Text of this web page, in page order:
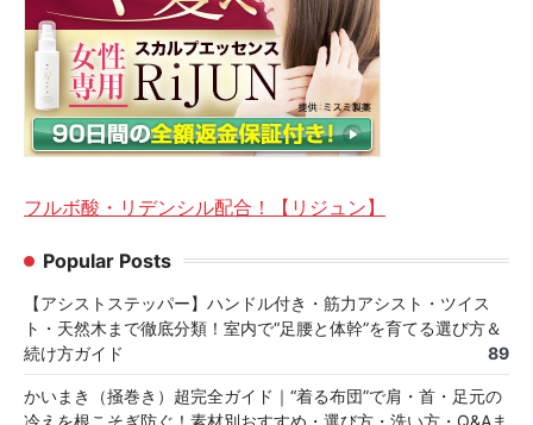
フルボ酸・リデンシル配合！【リジュン】
Popular Posts
【アシストステッパー】ハンドル付き・筋力アシスト・ツイス
ト・天然木まで徹底分類！室内で“足腰と体幹”を育てる選び方＆
続け方ガイド
89
かいまき（掻巻き）超完全ガイド｜“着る布団”で肩・首・足元の
冷えを根こそぎ防ぐ！素材別おすすめ・選び方・洗い方・Q&Aま